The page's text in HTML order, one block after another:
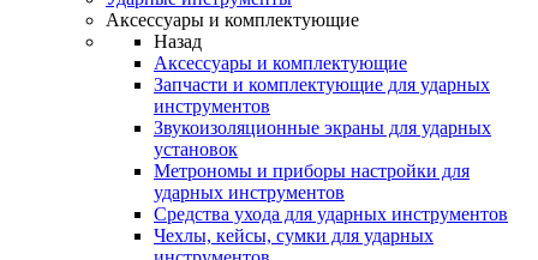
Аксессуары и комплектующие
Назад
Аксессуары и комплектующие
Запчасти и комплектующие для ударных
инструментов
Звукоизоляционные экраны для ударных
установок
Метрономы и приборы настройки для
ударных инструментов
Средства ухода для ударных инструментов
Чехлы, кейсы, сумки для ударных